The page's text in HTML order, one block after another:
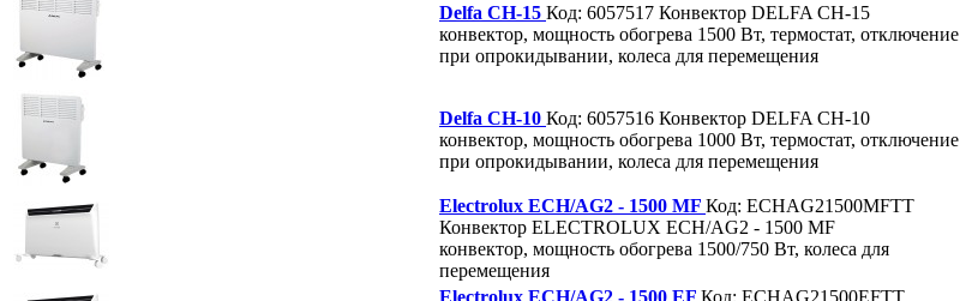
Delfa CH-15 Код: 6057517 Конвектор DELFA CH-15
конвектор, мощность обогрева 1500 Вт, термостат, отключение
при опрокидывании, колеса для перемещения
Delfa CH-10 Код: 6057516 Конвектор DELFA CH-10
конвектор, мощность обогрева 1000 Вт, термостат, отключение
при опрокидывании, колеса для перемещения
Electrolux ECH/AG2 - 1500 MF Код: ECHAG21500MFTT
Конвектор ELECTROLUX ECH/AG2 - 1500 MF
конвектор, мощность обогрева 1500/750 Вт, колеса для
перемещения
Electrolux ECH/AG2 - 1500 EF Код: ECHAG21500EFTT